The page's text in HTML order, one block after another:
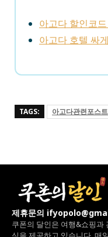
아고다 할인코
아고다 호텔 싸
TAGS: 아고다관련포스트
제휴문의
쿠폰의 달인은 여행&쇼핑과